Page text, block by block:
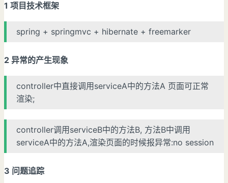
1 项目技术框架
spring + springmvc + hibernate + freemarker
2 异常的产生现象
controller中直接调用serviceA中的方法A 页面可正常
渲染;
controller调用serviceB中的方法B, 方法B中调用
serviceA中的方法A,渲染页面的时候报异常:no session
3 问题追踪